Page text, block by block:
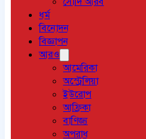
ধর্ম
বিনোদন
বিজ্ঞাপন
আরও
আমেরিকা
অস্ট্রেলিয়া
ইউরোপ
আফ্রিকা
বাণিজ্য
অপরাধ